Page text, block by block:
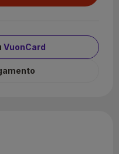
VuonCard